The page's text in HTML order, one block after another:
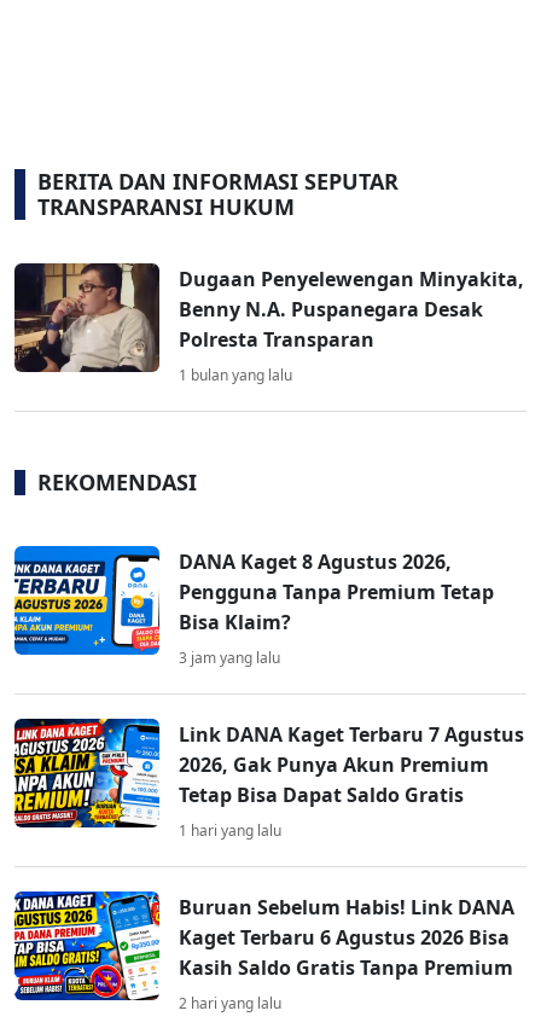
BERITA DAN INFORMASI SEPUTAR
TRANSPARANSI HUKUM
Dugaan Penyelewengan Minyakita,
Benny N.A. Puspanegara Desak
Polresta Transparan
1 bulan yang lalu
REKOMENDASI
DANA Kaget 8 Agustus 2026,
Pengguna Tanpa Premium Tetap
Bisa Klaim?
3 jam yang lalu
Link DANA Kaget Terbaru 7 Agustus
2026, Gak Punya Akun Premium
Tetap Bisa Dapat Saldo Gratis
1 hari yang lalu
Buruan Sebelum Habis! Link DANA
Kaget Terbaru 6 Agustus 2026 Bisa
Kasih Saldo Gratis Tanpa Premium
2 hari yang lalu